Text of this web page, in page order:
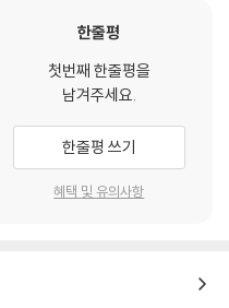
한줄평
첫번째 한줄평을
남겨주세요.
한줄평 쓰기
혜택 및 유의사항